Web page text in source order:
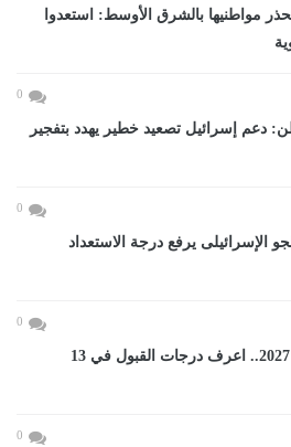
تحذر مواطنيها بالشرق الأوسط: استعدوا
0
دعم إسرائيل تصعيد خطير يهدد بتفجير
0
الإسرائيلى يرفع درجة الاستعداد
0
تنسيق الثانوى العام 2027.. اعرف درجات القبول في 13
0